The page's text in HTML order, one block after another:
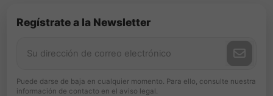
Regístrate a la Newsletter
Puede darse de baja en cualquier momento. Para ello, consulte nuestra
información de contacto en el aviso legal.